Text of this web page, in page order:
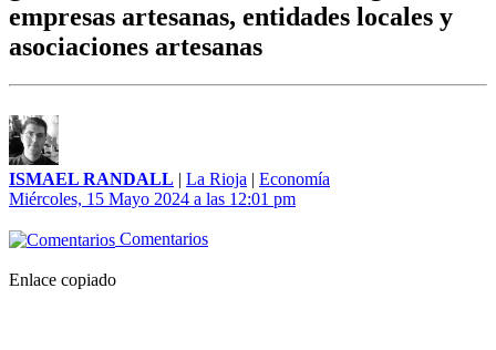
empresas artesanas, entidades locales y
asociaciones artesanas
ISMAEL RANDALL | La Rioja | Economía
Miércoles, 15 Mayo 2024 a las 12:01 pm
Comentarios
Enlace copiado